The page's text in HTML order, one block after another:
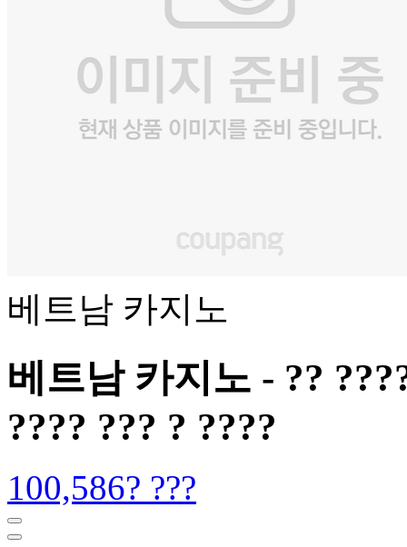
베트남 카지노
베트남 카지노 - ??
???? ??? ? ????
100,586? ???